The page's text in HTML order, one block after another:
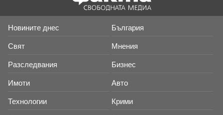
Новините днес България
Свят Мнения
Разследвания Бизнес
Имоти Авто
Технологии Крими